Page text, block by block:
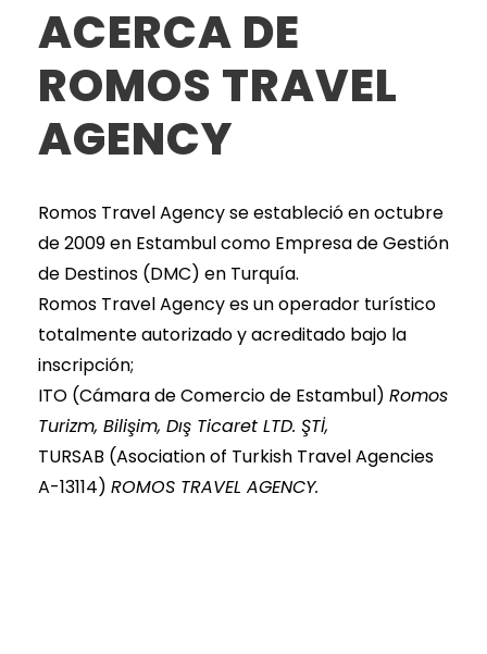
ACERCA DE
ROMOS TRAVEL
AGENCY
Romos Travel Agency se estableció en octubre
de 2009 en Estambul como Empresa de Gestión
de Destinos (DMC) en Turquía.
Romos Travel Agency es un operador turístico
totalmente autorizado y acreditado bajo la
inscripción;
ITO (Cámara de Comercio de Estambul) Romos
Turizm, Bilişim, Dış Ticaret LTD. ŞTİ,
TURSAB (Asociation of Turkish Travel Agencies
A-13114) ROMOS TRAVEL AGENCY.